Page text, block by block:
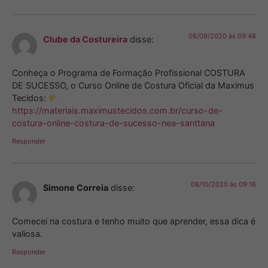
Clube da Costureira disse: 06/09/2020 às 09:48
Conheça o Programa de Formação Profissional COSTURA
DE SUCESSO, o Curso Online de Costura Oficial da Maximus
Tecidos:
https://materiais.maximustecidos.com.br/curso-de-
costura-online-costura-de-sucesso-nea-santtana
Responder
Simone Correia disse: 08/10/2020 às 09:16
Comecei na costura e tenho muito que aprender, essa dica é
valiosa.
Responder